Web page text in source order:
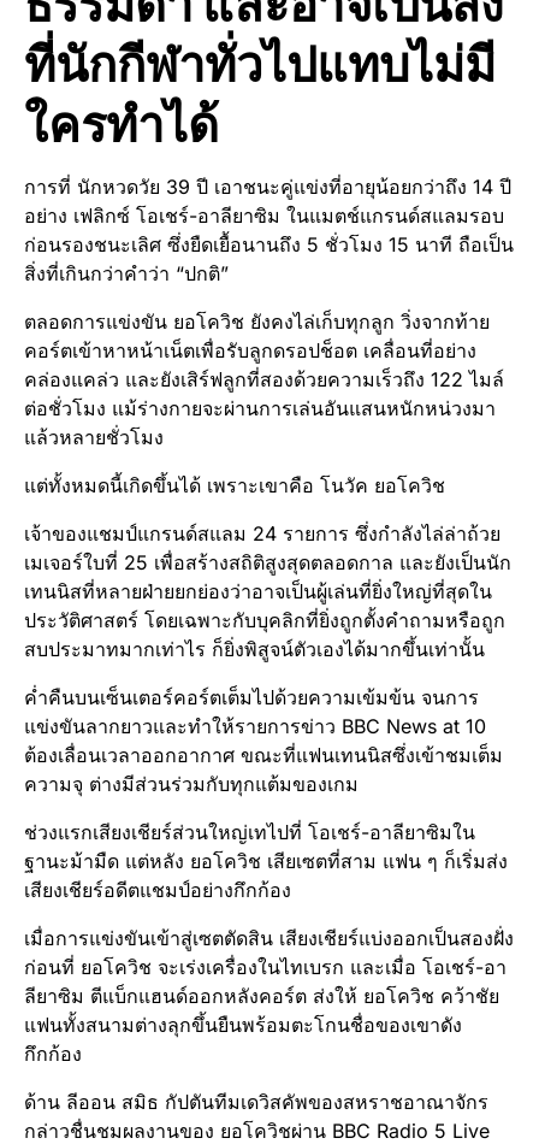
ที่นักกีฬาทั่วไปแทบไม่มี
ใครทำได้
การที่ นักหวดวัย 39 ปี เอาชนะคู่แข่งที่อายุน้อยกว่าถึง 14 ปี
อย่าง เฟลิกซ์ โอเชร์-อาลียาซิม ในแมตช์แกรนด์สแลมรอบ
ก่อนรองชนะเลิศ ซึ่งยืดเยื้อนานถึง 5 ชั่วโมง 15 นาที ถือเป็น
สิ่งที่เกินกว่าคำว่า “ปกติ”
ตลอดการแข่งขัน ยอโควิช ยังคงไล่เก็บทุกลูก วิ่งจากท้าย
คอร์ตเข้าหาหน้าเน็ตเพื่อรับลูกดรอปช็อต เคลื่อนที่อย่าง
คล่องแคล่ว และยังเสิร์ฟลูกที่สองด้วยความเร็วถึง 122 ไมล์
ต่อชั่วโมง แม้ร่างกายจะผ่านการเล่นอันแสนหนักหน่วงมา
แล้วหลายชั่วโมง
แต่ทั้งหมดนี้เกิดขึ้นได้ เพราะเขาคือ โนวัค ยอโควิช
เจ้าของแชมป์แกรนด์สแลม 24 รายการ ซึ่งกำลังไล่ล่าถ้วย
เมเจอร์ใบที่ 25 เพื่อสร้างสถิติสูงสุดตลอดกาล และยังเป็นนัก
เทนนิสที่หลายฝ่ายยกย่องว่าอาจเป็นผู้เล่นที่ยิ่งใหญ่ที่สุดใน
ประวัติศาสตร์ โดยเฉพาะกับบุคลิกที่ยิ่งถูกตั้งคำถามหรือถูก
สบประมาทมากเท่าไร ก็ยิ่งพิสูจน์ตัวเองได้มากขึ้นเท่านั้น
ค่ำคืนบนเซ็นเตอร์คอร์ตเต็มไปด้วยความเข้มข้น จนการ
แข่งขันลากยาวและทำให้รายการข่าว BBC News at 10
ต้องเลื่อนเวลาออกอากาศ ขณะที่แฟนเทนนิสซึ่งเข้าชมเต็ม
ความจุ ต่างมีส่วนร่วมกับทุกแต้มของเกม
ช่วงแรกเสียงเชียร์ส่วนใหญ่เทไปที่ โอเชร์-อาลียาซิมใน
ฐานะม้ามืด แต่หลัง ยอโควิช เสียเซตที่สาม แฟน ๆ ก็เริ่มส่ง
เสียงเชียร์อดีตแชมป์อย่างกึกก้อง
เมื่อการแข่งขันเข้าสู่เซตตัดสิน เสียงเชียร์แบ่งออกเป็นสองฝั่ง
ก่อนที่ ยอโควิช จะเร่งเครื่องในไทเบรก และเมื่อ โอเชร์-อา
ลียาซิม ตีแบ็กแฮนด์ออกหลังคอร์ต ส่งให้ ยอโควิช คว้าชัย
แฟนทั้งสนามต่างลุกขึ้นยืนพร้อมตะโกนชื่อของเขาดัง
กึกก้อง
ด้าน ลีออน สมิธ กัปตันทีมเดวิสคัพของสหราชอาณาจักร
กล่าวชื่นชมผลงานของ ยอโควิชผ่าน BBC Radio 5 Live